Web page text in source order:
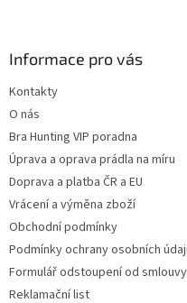
Informace pro vás
Kontakty
O nás
Bra Hunting VIP poradna
Úprava a oprava prádla na míru
Doprava a platba ČR a EU
Vrácení a výměna zboží
Obchodní podmínky
Podmínky ochrany osobních
Formulář odstoupení od smlouvy
Reklamační list